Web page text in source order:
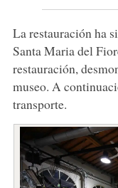
La restauración ha
Santa Maria del
restauración,
museo. A
transporte.